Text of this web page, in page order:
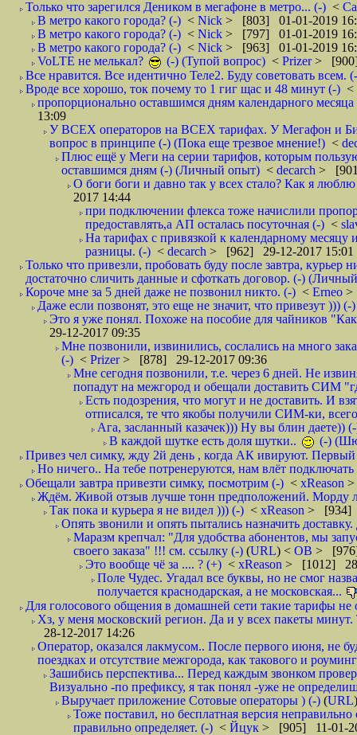
Только что зарегился Деником в мегафоне в метро... (-) <
В метро какого города? (-) < Nick > [803] 01-01-2019
В метро какого города? (-) < Nick > [797] 01-01-2019
В метро какого города? (-) < Nick > [963] 01-01-2019
VoLTE не мелькал?
(-) (Тупой вопрос) < Prizer>
Все нравится. Все идентично Теле2. Буду советовать всем.
Вроде все хорошо, ток почему то 1 гиг щас и 48 минут (-) <
пропорционально оставшимся дням календарного
13:09
У ВСЕХ операторов на ВСЕХ тарифах. У Мегафон и Би
вопрос в принципе (-) (Пока еще трезвое мнение!) <
Плюс ещё у Меги на серии тарифов, которым
оставшимся дням (-) (Личный опыт) < decarch >
О боги боги и давно так у всех стало? Как я
2017 14:44
при подключении флекса тоже начислили
предоставлять,а АП осталась посуточная (-) <
На тарифах с привязкой к календарному
разницы. (-) < decarch > [962] 29-12-2017 15:01
Только что привезли, пробовать буду после завтра,
достаточно сличить данные и сфоткать договор. (-)
Короче мне за 5 дней даже не позвонил никто. (-) < Erneo >
Даже если позвонят, это еще не значит, что привезут ))) (-)
Это я уже понял. Похоже на пособие для чайников
29-12-2017 09:35
Мне позвонили, извинились, сослались на много
(-) < Prizer> [878] 29-12-2017 09:36
Мне сегодня позвонили, т.е. через 6 дней. Не
попадут на межгород и обещали доставить СИМ
Есть подозрения, что могут и не доставить. И
отписался, те что якобы получили СИМ-ки,
Ага, засланный казачек))) Ну вы блин даете))
В каждой шутке есть доля шутки..
(-)
Привез чел симку, жду 2й день , когда АК ивируют. Первый
Но ничего.. На тебе потренеруются, нам влёт подключать
Обещали завтра привезти симку, посмотрим (-) < xReason
Ждём. Живой отзыв лучше тонн предположений. Морду
Так пока и курьера я не видел ))) (-) < xReason > [934]
Опять звонили и опять пытались назначить
Маразм крепчал: "Для удобства абонентов, мы
своего заказа" !!! см. ссылку (-) (URL) < ОВ >
Это вообще чё за .... ? (+) < xReason > [1012]
Поле Чудес. Угадал все буквы, но не смог
получается краснодарская, а не московская...
Для голосового общения в домашней сети такие тарифы не
Хз, у меня московский регион. Да и у всех пакеты
28-12-2017 14:26
Оператор, оказался лакмусом.. После первого июня, не
поездках и отсутствие межгорода, как такового и
Зашибись перспектива... Перед каждым звонком
Визуально -по префиксу, я так понял -уже не
Выручает приложение Сотовые операторы ) (-) (URL
Тоже поставил, но бесплатная версия
правильно определяет. (-) < Йцук > [905] 11-01-